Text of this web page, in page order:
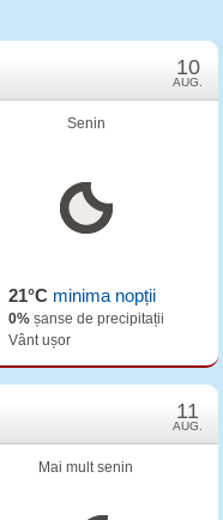
10
AUG.
Senin
21°Cminima nopții
0%șanse de precipitații
Vânt ușor
11
AUG.
Mai mult senin